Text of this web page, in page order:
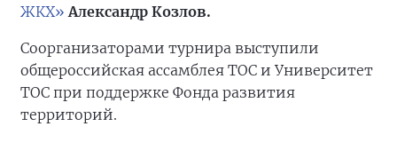
ЖКХ» Александр Козлов.
Соорганизаторами турнира выступили
общероссийская ассамблея ТОС и Университет
ТОС при поддержке Фонда развития
территорий.